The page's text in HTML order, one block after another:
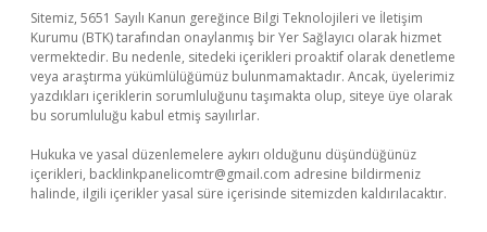
Sitemiz, 5651 Sayılı Kanun gereğince Bilgi Teknolojileri ve İletişim
Kurumu (BTK) tarafından onaylanmış bir Yer Sağlayıcı olarak hizmet
vermektedir. Bu nedenle, sitedeki içerikleri proaktif olarak denetleme
veya araştırma yükümlülüğümüz bulunmamaktadır. Ancak, üyelerimiz
yazdıkları içeriklerin sorumluluğunu taşımakta olup, siteye üye olarak
bu sorumluluğu kabul etmiş sayılırlar.
Hukuka ve yasal düzenlemelere aykırı olduğunu düşündüğünüz
içerikleri, backlinkpanelicomtr@gmail.com adresine bildirmeniz
halinde, ilgili içerikler yasal süre içerisinde sitemizden kaldırılacaktır.